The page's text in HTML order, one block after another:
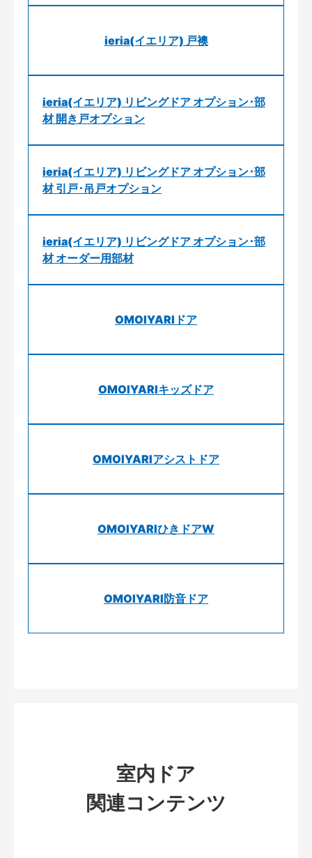
ieria(イエリア) 戸襖
ieria(イエリア) リビングドア オプション･部
材 開き戸オプション
ieria(イエリア) リビングドア オプション･部
材 引戸･吊戸オプション
ieria(イエリア) リビングドア オプション･部
材 オーダー用部材
OMOIYARIドア
OMOIYARIキッズドア
OMOIYARIアシストドア
OMOIYARIひきドアW
OMOIYARI防音ドア
室内ドア
関連コンテンツ